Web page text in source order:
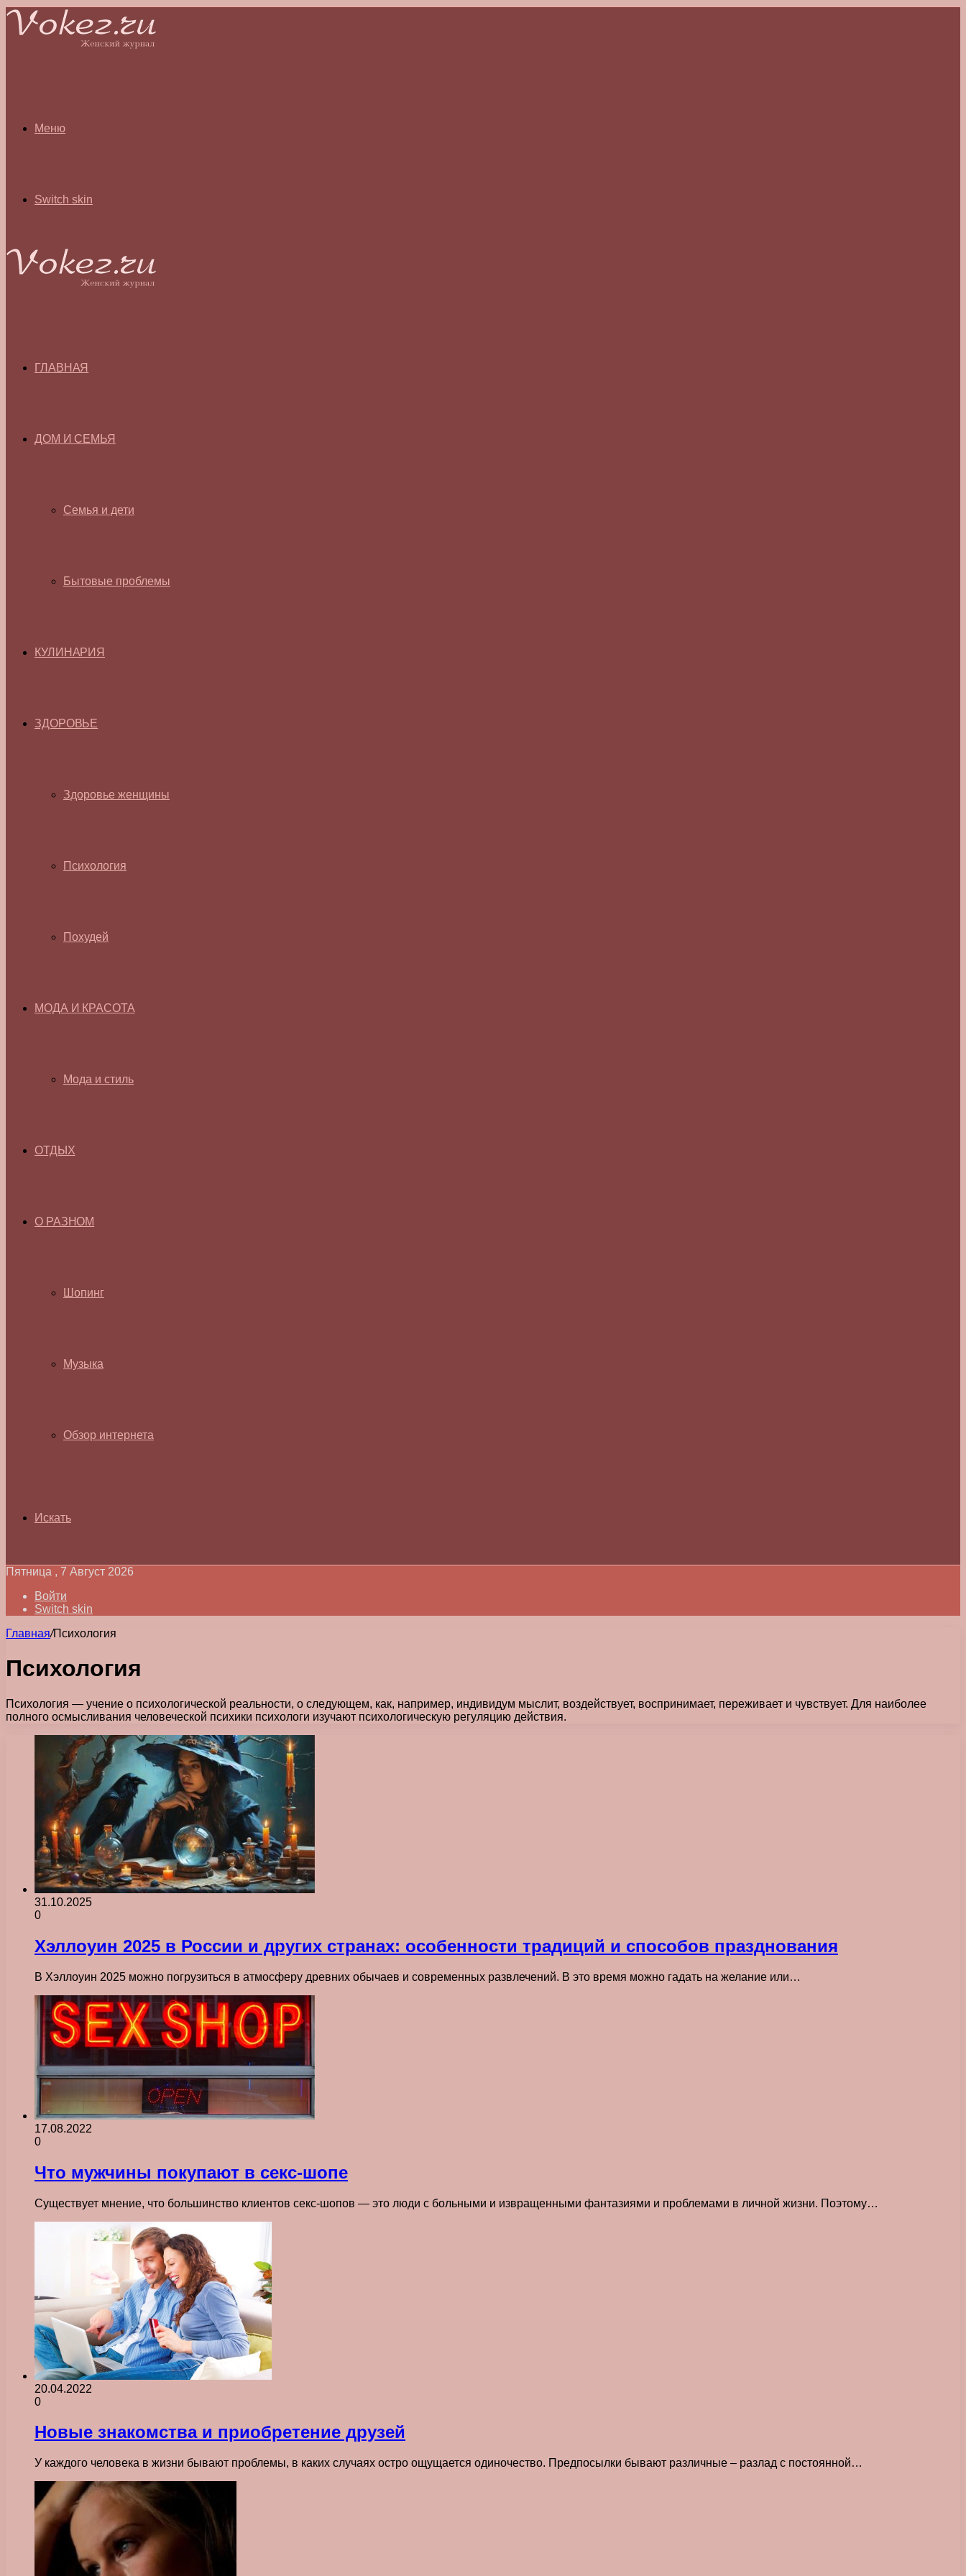
Меню
Switch skin
ГЛАВНАЯ
ДОМ И СЕМЬЯ
Семья и дети
Бытовые проблемы
КУЛИНАРИЯ
ЗДОРОВЬЕ
Здоровье женщины
Психология
Похудей
МОДА И КРАСОТА
Мода и стиль
ОТДЫХ
О РАЗНОМ
Шопинг
Музыка
Обзор интернета
Искать
Пятница , 7 Август 2026
Войти
Switch skin
Главная/Психология
Психология
Психология — учение о психологической реальности, о следующем, как, например, индивидум мыслит, воздействует, воспринимает, переживает и чувствует. Для наиболее
полного осмысливания человеческой психики психологи изучают психологическую регуляцию действия.
31.10.2025
0
Хэллоуин 2025 в России и других странах: особенности традиций и способов празднования
В Хэллоуин 2025 можно погрузиться в атмосферу древних обычаев и современных развлечений. В это время можно гадать на желание или…
17.08.2022
0
Что мужчины покупают в секс-шопе
Существует мнение, что большинство клиентов секс-шопов — это люди с больными и извращенными фантазиями и проблемами в личной жизни. Поэтому…
20.04.2022
0
Новые знакомства и приобретение друзей
У каждого человека в жизни бывают проблемы, в каких случаях остро ощущается одиночество. Предпосылки бывают различные – разлад с постоянной…